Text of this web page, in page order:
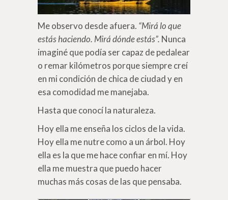
Me observo desde afuera. “Mirá lo que
estás haciendo. Mirá dónde estás”. Nunca
imaginé que podía ser capaz de pedalear
o remar kilómetros porque siempre creí
en mi condición de chica de ciudad y en
esa comodidad me manejaba.
Hasta que conocí la naturaleza.
Hoy ella me enseña los ciclos de la vida.
Hoy ella me nutre como a un árbol. Hoy
ella es la que me hace confiar en mí. Hoy
ella me muestra que puedo hacer
muchas más cosas de las que pensaba.